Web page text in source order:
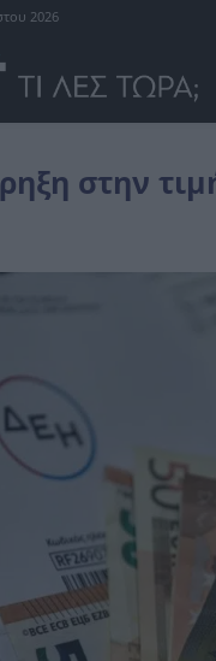
2026
στην